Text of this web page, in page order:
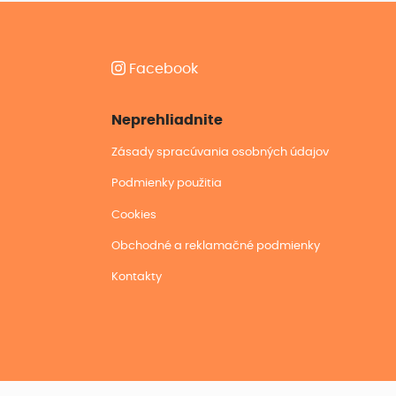
Facebook
Neprehliadnite
Zásady spracúvania osobných údajov
Podmienky použitia
Cookies
Obchodné a reklamačné podmienky
Kontakty